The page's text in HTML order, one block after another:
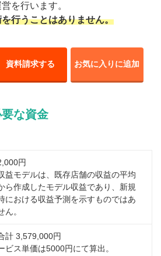
を行います。
行うことはありません。
資料請求する お気に入りに追加
な資金
円
益モデルは、既存店舗の収益の平均
ら作成したモデル収益であり、新規
における収益予測を示すものではあ
ん。
計 3,579,000円
ビス単価は5000円にて算出。